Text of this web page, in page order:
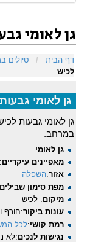
גן לאומי
דף הבית
/ טיולים
לכיש
גן לאומי
גן לאומי גבעות
במרחב.
גן לאומי
מאפיינים עיקריים
אזור:השפלה
מפת סימון שבילים
מיקום: לכיש
עונות ביקור:חורף
רמת קושי:לכל
נגישות לנכים:לא